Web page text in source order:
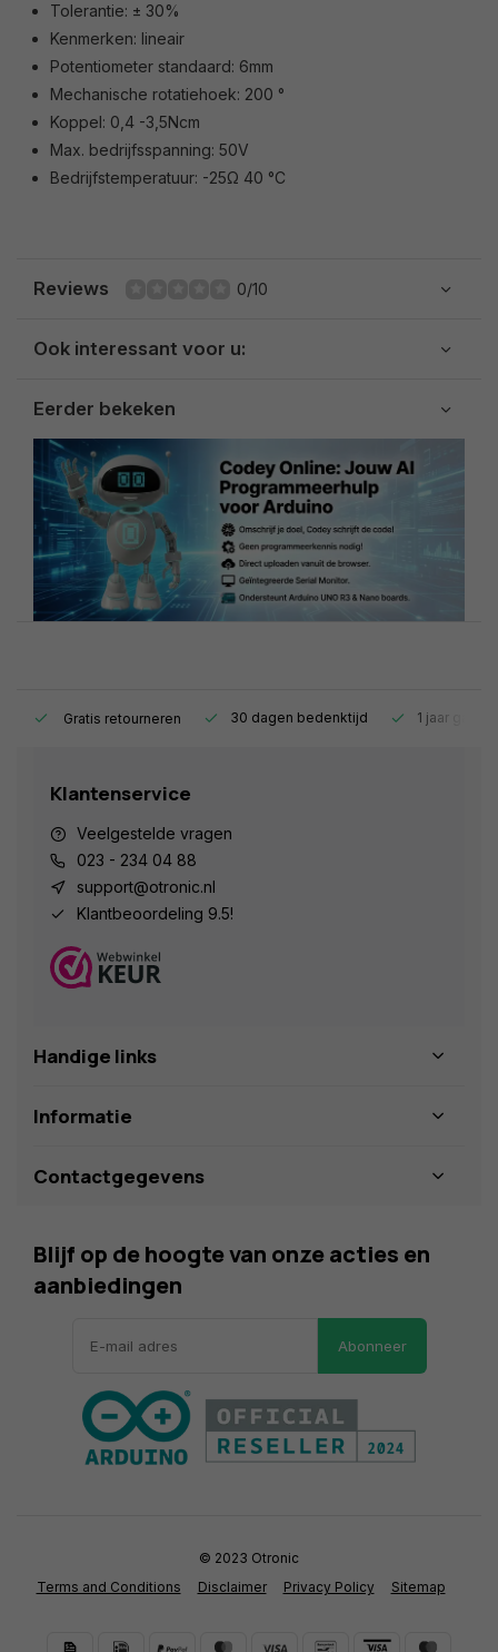
Tolerantie: ± 30%
Kenmerken: lineair
Potentiometer standaard: 6mm
Mechanische rotatiehoek: 200 °
Koppel: 0,4 -3,5Ncm
Max. bedrijfsspanning: 50V
Bedrijfstemperatuur: -25Ω 40 °C
Reviews 0/10
Ook interessant voor u:
Eerder bekeken
Gratis retourneren 30 dagen bedenktijd 1 jaar
Klantenservice
Veelgestelde vragen
023 - 234 04 88
support@otronic.nl
Klantbeoordeling 9.5!
Handige links
Informatie
Contactgegevens
Blijf op de hoogte van onze acties en
aanbiedingen
Abonneer
Terms and Conditions Disclaimer Privacy Policy Sitemap
© 2023 Otronic